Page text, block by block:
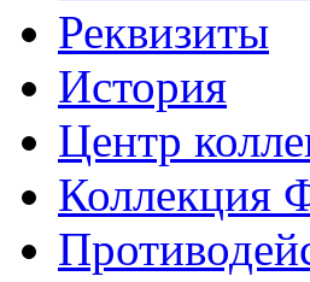
Реквизиты
История
Центр